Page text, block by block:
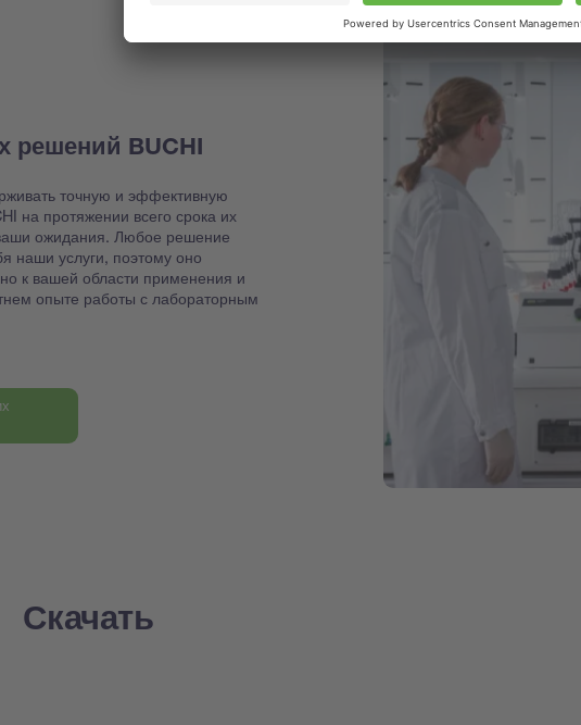
решений BUCHI
точную и эффективную
на протяжении всего срока их
ожидания. Любое решение
наши услуги, поэтому оно
к вашей области применения и
опыте работы с лабораторным
Скачать